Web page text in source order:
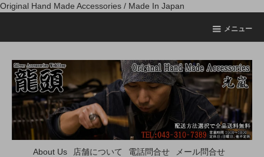
Original Hand Made Accessories / Made In Japan
メニュー
About Us 店舗について 電話問合せ メール問合せ